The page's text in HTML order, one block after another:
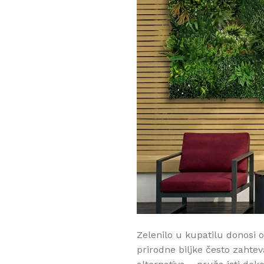
Zelenilo u kupatilu donosi
prirodne biljke često